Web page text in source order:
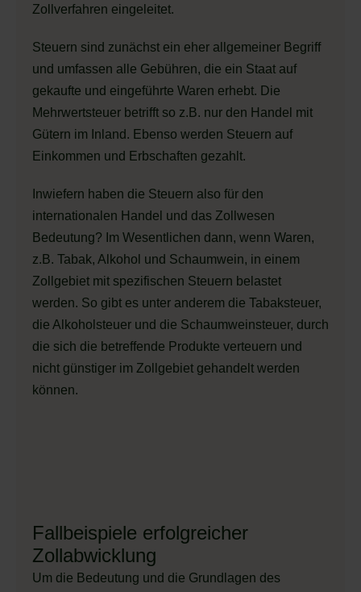
Zollverfahren eingeleitet.
Steuern sind zunächst ein eher allgemeiner Begriff
und umfassen alle Gebühren, die ein Staat auf
gekaufte und eingeführte Waren erhebt. Die
Mehrwertsteuer betrifft so z.B. nur den Handel mit
Gütern im Inland. Ebenso werden Steuern auf
Einkommen und Erbschaften gezahlt.
Inwiefern haben die Steuern also für den
internationalen Handel und das Zollwesen
Bedeutung? Im Wesentlichen dann, wenn Waren,
z.B. Tabak, Alkohol und Schaumwein, in einem
Zollgebiet mit spezifischen Steuern belastet
werden. So gibt es unter anderem die Tabaksteuer,
die Alkoholsteuer und die Schaumweinsteuer, durch
die sich die betreffende Produkte verteuern und
nicht günstiger im Zollgebiet gehandelt werden
können.
Fallbeispiele erfolgreicher
Zollabwicklung
Um die Bedeutung und die Grundlagen des